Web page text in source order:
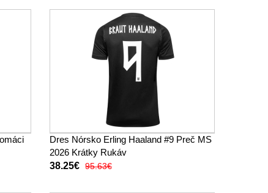
Dres Nórsko Erling Haaland #9 Preč MS
2026 Krátky Rukáv
38.25€ 95.63€